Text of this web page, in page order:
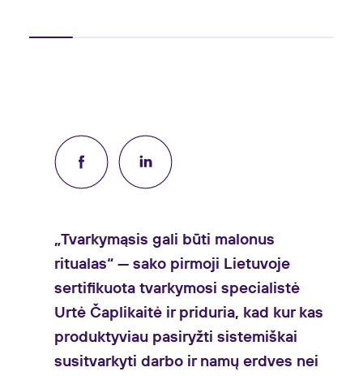
„Tvarkymąsis gali būti malonus
ritualas“ — sako pirmoji Lietuvoje
sertifikuota tvarkymosi specialistė
Urtė Čaplikaitė ir priduria, kad kur kas
produktyviau pasiryžti sistemiškai
susitvarkyti darbo ir namų erdves nei